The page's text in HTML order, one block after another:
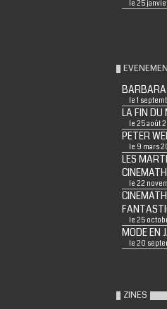
le 25
BARBARA
le 1
LA FIN DU
le 25 août
PETER
le 9 mars
LES
le 22
le 25
MODE EN
le 20
ZINES